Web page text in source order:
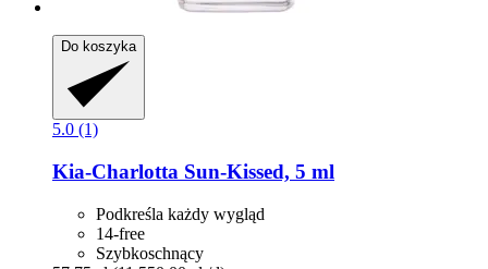
Do koszyka
5.0 (1)
Kia-Charlotta Sun-​Kissed, 5 ml
Podkreśla każdy wygląd
14-free
Szybkoschnący